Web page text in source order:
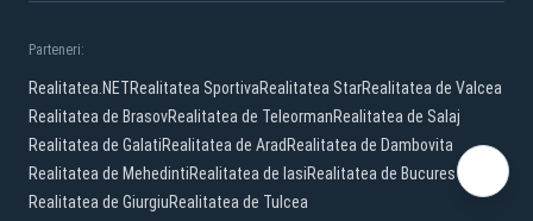
Parteneri:
Realitatea.NETRealitatea SportivaRealitatea StarRealitatea de Valcea
Realitatea de BrasovRealitatea de TeleormanRealitatea de Salaj
Realitatea de GalatiRealitatea de Arad Realitatea de Dambovita
Realitatea de MehedintiRealitatea de IasiRealitatea de Bucuresti
Realitatea de GiurgiuRealitatea de Tulcea